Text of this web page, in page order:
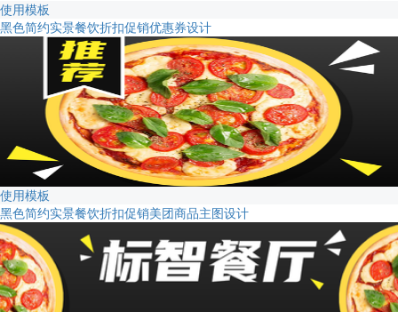
使用模板
黑色简约实景餐饮折扣促销优惠券设计
使用模板
黑色简约实景餐饮折扣促销美团商品主图设计